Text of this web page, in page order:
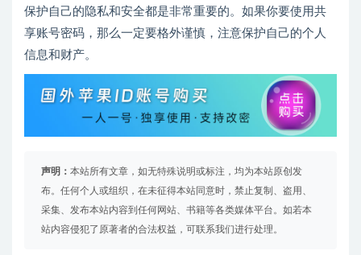
保护自己的隐私和安全都是非常重要的。如果你要使用共
享账号密码，那么一定要格外谨慎，注意保护自己的个人
信息和财产。
声明： 本站所有文章，如无特殊说明或标注，均为本站原创发
布。任何个人或组织，在未征得本站同意时，禁止复制、盗用、
采集、发布本站内容到任何网站、书籍等各类媒体平台。如若本
站内容侵犯了原著者的合法权益，可联系我们进行处理。